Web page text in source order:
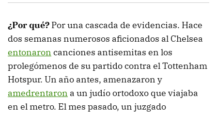
¿Por qué? Por una cascada de evidencias. Hace
dos semanas numerosos aficionados al Chelsea
entonaron canciones antisemitas en los
prolegómenos de su partido contra el Tottenham
Hotspur. Un año antes, amenazaron y
amedrentaron a un judío ortodoxo que viajaba
en el metro. El mes pasado, un juzgado